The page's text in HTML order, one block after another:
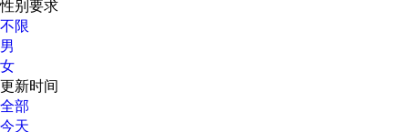
性别要求
不限
男
女
更新时间
全部
今天